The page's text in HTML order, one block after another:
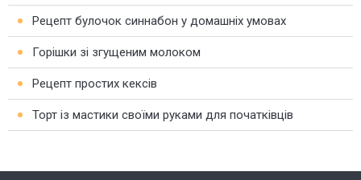
Рецепт булочок синнабон у домашніх умовах
Горішки зі згущеним молоком
Рецепт простих кексів
Торт із мастики своїми руками для початківців